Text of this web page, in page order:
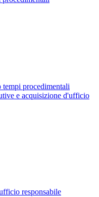
procedimentali
e acquisizione d'ufficio
responsabile